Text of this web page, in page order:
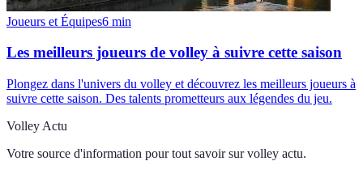
Joueurs et Équipes6 min
Les meilleurs joueurs de volley à suivre cette saison
Plongez dans l'univers du volley et découvrez les meilleurs joueurs à
suivre cette saison. Des talents prometteurs aux légendes du jeu.
Volley Actu
Votre source d'information pour tout savoir sur volley actu.